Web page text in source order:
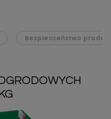
Bezpieczeństwo